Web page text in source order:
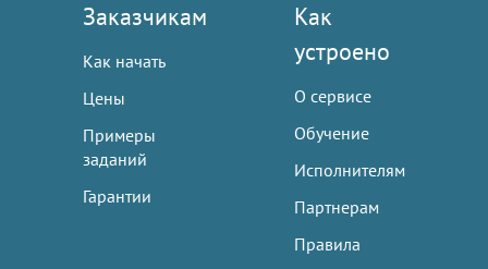
Заказчикам
Как начать
Цены
Примеры
заданий
Гарантии
Как
устроено
О сервисе
Обучение
Исполнителям
Партнерам
Правила